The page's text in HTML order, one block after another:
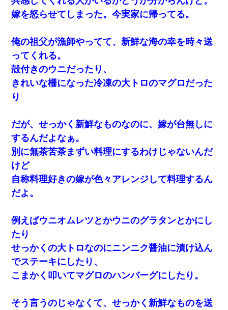
嫁を怒らせてしまった。今実家に帰ってる。
俺の祖父が漁師やってて、新鮮な海の幸を時々送
ってくれる。
殻付きのウニだったり、
きれいな柵になった冷凍の大トロのマグロだった
り
だが、せっかく新鮮なものなのに、嫁が台無しに
するんだよなぁ。
別に無茶苦茶まずい料理にするわけじゃないんだ
けど
自称料理好きの嫁が色々アレンジして料理するん
だよ。
例えばウニオムレツとかウニのグラタンとかにし
たり
せっかくの大トロなのにニンニク醤油に漬け込ん
でステーキにしたり、
こまかく叩いてマグロのハンバーグにしたり。
そう言うのじゃなくて、せっかく新鮮なものを送